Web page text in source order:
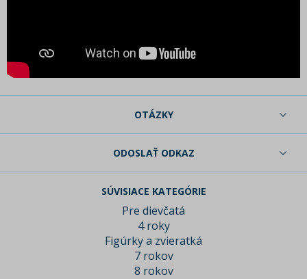
OTÁZKY
ODOSLAŤ ODKAZ
SÚVISIACE KATEGÓRIE
Pre dievčatá
4 roky
Figúrky a zvieratká
7 rokov
8 rokov